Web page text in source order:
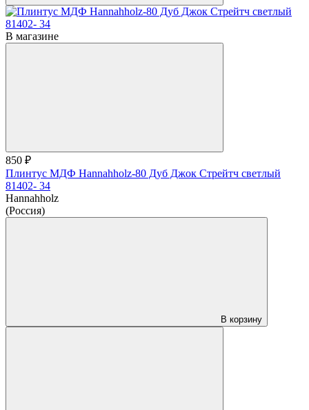
В магазине
850 ₽
Плинтус МДФ Hannahholz-80 Дуб Джок Стрейтч светлый
81402- 34
Hannahholz
(Россия)
В корзину